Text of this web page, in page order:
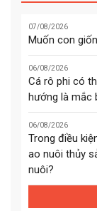
07/08/2026
Muốn con
06/08/2026
Cá rô phi có
hướng là mắc
06/08/2026
Trong điều
ao nuôi thủy
nuôi?